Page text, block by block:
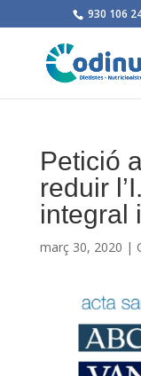
930 106
Petició
reduir
integral
març 30, 2020 |